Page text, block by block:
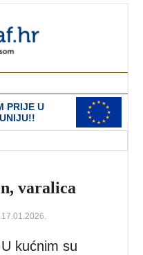
PRIJE U
varalica
17.01.2026.
U kućnim su